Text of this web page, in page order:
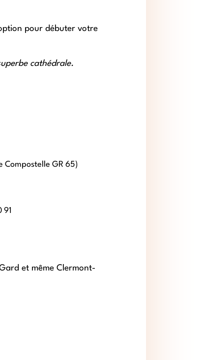
pour débuter votre
cathédrale.
Compostelle GR 65)
91
et même Clermont-